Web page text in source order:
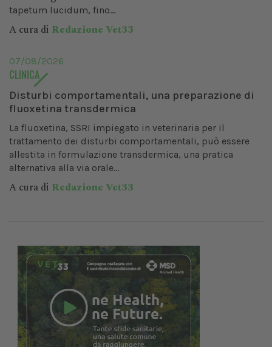
tapetum lucidum, fino...
A cura di Redazione Vet33
07/08/2026
CLINICA
Disturbi comportamentali, una preparazione di
fluoxetina transdermica
La fluoxetina, SSRI impiegato in veterinaria per il
trattamento dei disturbi comportamentali, può essere
allestita in formulazione transdermica, una pratica
alternativa alla via orale...
A cura di Redazione Vet33